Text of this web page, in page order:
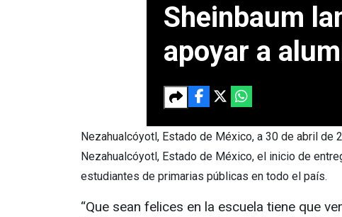
Sheinbaum
apoyar a
Nezahualcóyotl, Estado de México, a 30 de abril de
Nezahualcóyotl, Estado de México, el inicio de
estudiantes de primarias públicas en todo el país.
“Que sean felices en la escuela tiene que